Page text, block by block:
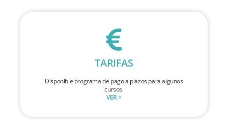
TARIFAS
Disponible programa de pago a plazos para algunos
cursos.
VER >